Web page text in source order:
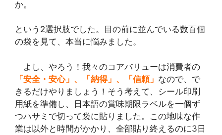
か。
という2選択肢でした。目の前に並んでいる数百個
の袋を見て、本当に悩みました。
よし、やろう！我々のコアバリューは消費者の
「安全・安心」、「納得」、「信頼」 なので、で
きるだけやりましょう！そう考えて、シール印刷
用紙を準備し、日本語の賞味期限ラベルを一個ず
つハサミで切って袋に貼りました。この地味な作
業は以外と時間がかかり、全部貼り終えるのに3日